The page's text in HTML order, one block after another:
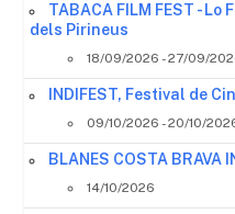
TABACA FILM FEST -
dels Pirineus
18/09/2026 - 27/09/
INDIFEST, Festival de
09/10/2026 - 20/10/
BLANES COSTA BRAVA
14/10/2026